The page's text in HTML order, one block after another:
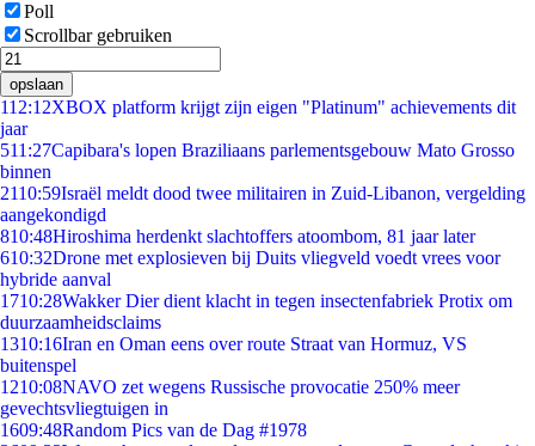
Poll
Scrollbar gebruiken
opslaan
112:12XBOX platform krijgt zijn eigen "Platinum" achievements dit
jaar
511:27Capibara's lopen Braziliaans parlementsgebouw Mato Grosso
binnen
2110:59Israël meldt dood twee militairen in Zuid-Libanon, vergelding
aangekondigd
810:48Hiroshima herdenkt slachtoffers atoombom, 81 jaar later
610:32Drone met explosieven bij Duits vliegveld voedt vrees voor
hybride aanval
1710:28Wakker Dier dient klacht in tegen insectenfabriek Protix om
duurzaamheidsclaims
1310:16Iran en Oman eens over route Straat van Hormuz, VS
buitenspel
1210:08NAVO zet wegens Russische provocatie 250% meer
gevechtsvliegtuigen in
1609:48Random Pics van de Dag #1978